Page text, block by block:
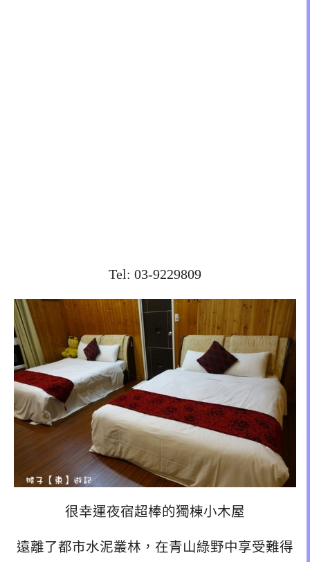
Tel: 03-9229809
很幸運夜宿超棒的獨棟小木屋
遠離了都市水泥叢林，在青山綠野中享受難得